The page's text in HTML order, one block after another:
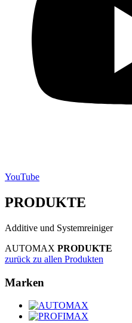
YouTube
PRODUKTE
Additive und Systemreiniger
AUTOMAX PRODUKTE
zurück zu allen Produkten
Marken